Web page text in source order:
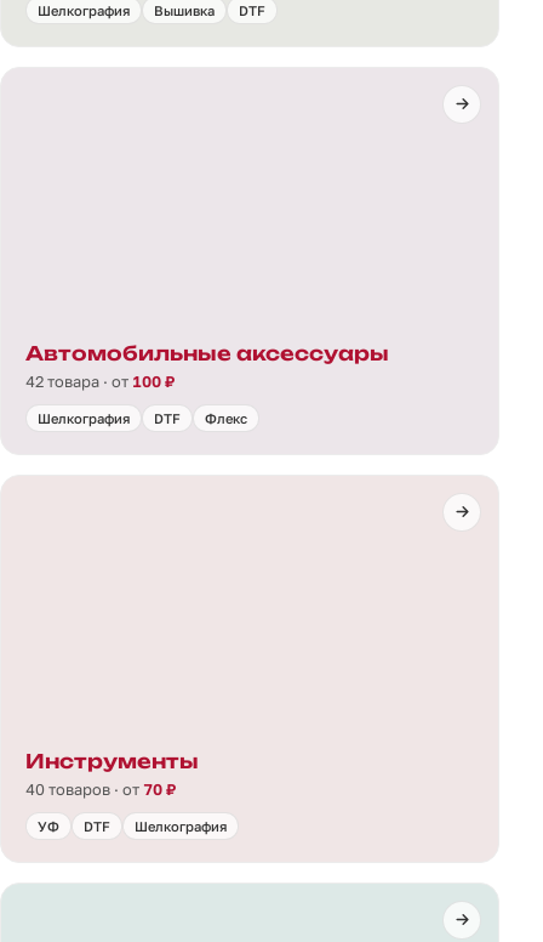
Шелкография Вышивка DTF
Автомобильные аксессуары
42 товара · от 100 ₽
Шелкография DTF Флекс
Инструменты
40 товаров · от 70 ₽
УФ DTF Шелкография